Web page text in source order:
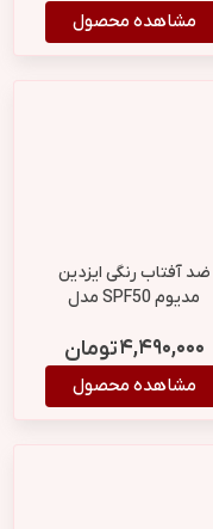
مشاهده محصول
ضد آفتاب رنگی ایزدین
مدیوم SPF50 مدل
Medium حجم 50 میل
۴,۴۹۰,۰۰۰تومان
مشاهده محصول